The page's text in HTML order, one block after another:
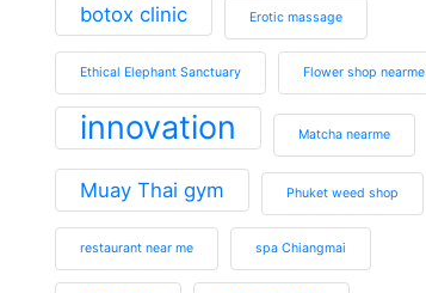
botox clinic Erotic massage
Ethical Elephant Sanctuary Flower shop nearme
innovation Matcha nearme
Muay Thai gym Phuket weed shop
restaurant near me spa Chiangmai